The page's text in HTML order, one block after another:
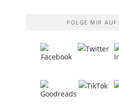
FOLGE MIR AUF: